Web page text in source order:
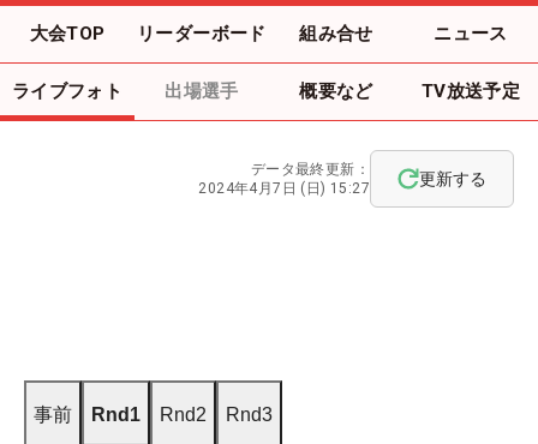
大会TOP リーダーボード 組み合せ ニュース
ライブフォト 出場選手 概要など TV放送予定
データ最終更新：
2024年4月7日 (日) 15:27
更新する
事前 Rnd1 Rnd2 Rnd3